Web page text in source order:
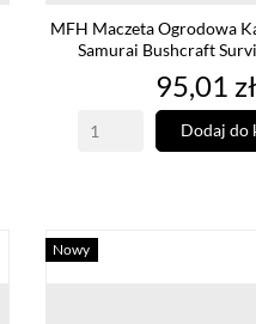
MFH Maczeta Ogrodowa
Samurai Bushcraft
Cena
95,01 zł
Dodaj do
Nowy